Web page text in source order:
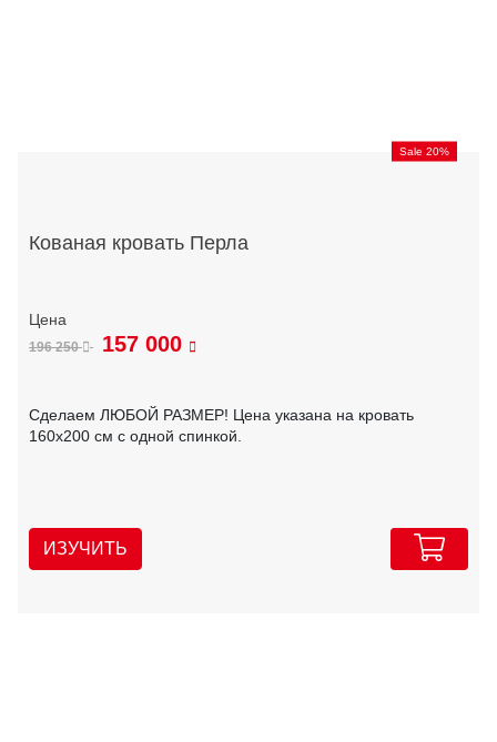
Sale 20%
Кованая кровать Перла
196 250 157 000
Сделаем ЛЮБОЙ РАЗМЕР! Цена указана на кровать
160х200 см с одной спинкой.
ИЗУЧИТЬ